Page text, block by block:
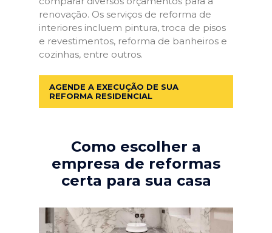
renovação. Os serviços de reforma de
interiores incluem pintura, troca de pisos
e revestimentos, reforma de banheiros e
cozinhas, entre outros.
AGENDE A EXECUÇÃO DE SUA
REFORMA RESIDENCIAL
Como escolher a
empresa de reformas
certa para sua casa